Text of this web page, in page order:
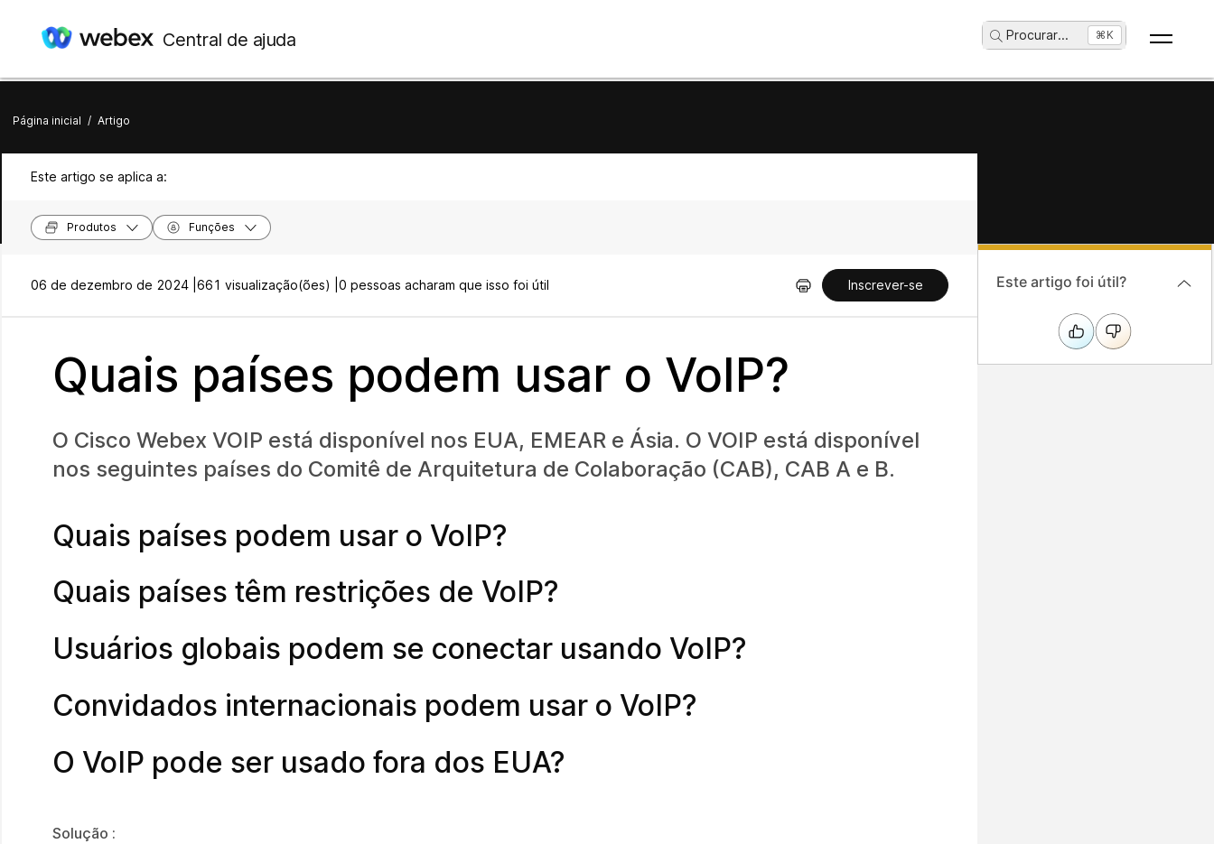
Central de ajuda Procurar... ⌘K
Página inicial / Artigo
Este artigo se aplica a:
Produtos Funções
06 de dezembro de 2024 | 661 visualização(ões) | 0 pessoas acharam que isso foi útil Inscrever-se
Quais países podem usar o VoIP?
O Cisco Webex VOIP está disponível nos EUA, EMEAR e Ásia. O VOIP está disponível
nos seguintes países do Comitê de Arquitetura de Colaboração (CAB), CAB A e B.
Quais países podem usar o VoIP?
Quais países têm restrições de VoIP?
Usuários globais podem se conectar usando VoIP?
Convidados internacionais podem usar o VoIP?
O VoIP pode ser usado fora dos EUA?
Solução :
Este artigo foi útil?